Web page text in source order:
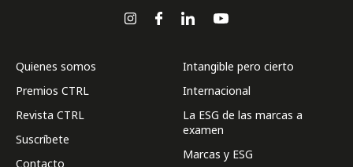
Quienes somos
Premios CTRL
Revista CTRL
Suscríbete
Contacto
Intangible pero cierto
Internacional
La ESG de las marcas a
examen
Marcas y ESG